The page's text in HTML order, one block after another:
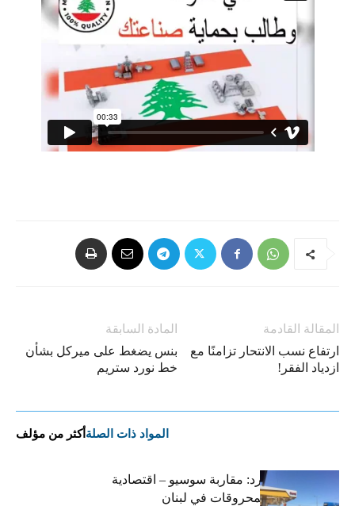
المادة السابقة
بنس يضغط على ميركل بشأن
خط نورد ستريم
المقالة القادمة
ارتفاع نسب الانتحار تزامنًا مع
ازدياد الفقر!
المواد ذات الصلة أكثر من مؤلف
التضخم المستورد: مقاربة سوسيو – اقتصادية
لارتفاع أسعار المحروقات في لبنان